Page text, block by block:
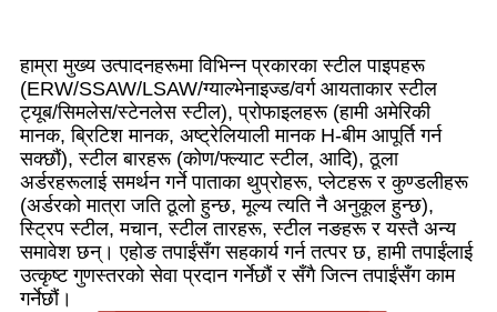
हाम्रा मुख्य उत्पादनहरूमा विभिन्न प्रकारका स्टील पाइपहरू
(ERW/SSAW/LSAW/ग्याल्भेनाइज्ड/वर्ग आयताकार स्टील
ट्यूब/सिमलेस/स्टेनलेस स्टील), प्रोफाइलहरू (हामी अमेरिकी
मानक, ब्रिटिश मानक, अष्ट्रेलियाली मानक H-बीम आपूर्ति गर्न
सक्छौं), स्टील बारहरू (कोण/फ्ल्याट स्टील, आदि), ठूला
अर्डरहरूलाई समर्थन गर्ने पाताका थुप्रोहरू, प्लेटहरू र कुण्डलीहरू
(अर्डरको मात्रा जति ठूलो हुन्छ, मूल्य त्यति नै अनुकूल हुन्छ),
स्ट्रिप स्टील, मचान, स्टील तारहरू, स्टील नङहरू र यस्तै अन्य
समावेश छन्। एहोङ तपाईंसँग सहकार्य गर्न तत्पर छ, हामी तपाईंलाई
उत्कृष्ट गुणस्तरको सेवा प्रदान गर्नेछौं र सँगै जित्न तपाईंसँग काम
गर्नेछौं।